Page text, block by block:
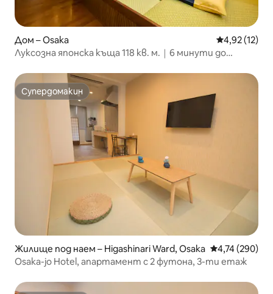
Дом – Osaka Средна
4,92 (12)
Луксозна японска къща 118 кв. м.｜6 минути до
Супердомакин
Супердомакин
Жилище под наем – Higashinari Ward, Osaka Средна
4,74 (290)
Osaka-jo Hotel, апартамент с 2 футона, 3-ти етаж